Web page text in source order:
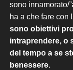
sono innamorato/
ha a che fare con
sono obiettivi
intraprendere, o
del tempo a se
benessere.